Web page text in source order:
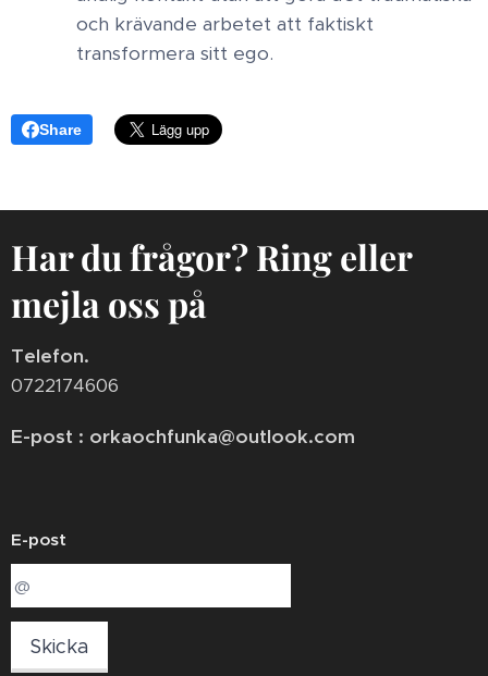
och krävande arbetet att faktiskt
transformera sitt ego.
Share
Har du frågor? Ring eller
mejla oss på
Telefon.
0722174606
E-post : orkaochfunka@outlook.com
E-post
Skicka